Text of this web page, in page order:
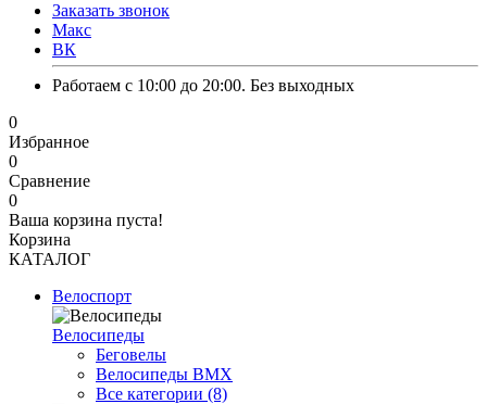
Заказать звонок
Макс
ВК
Работаем с 10:00 до 20:00. Без выходных
0
Избранное
0
Сравнение
0
Ваша корзина пуста!
Корзина
КАТАЛОГ
Велоспорт
Велосипеды
Беговелы
Велосипеды BMX
Все категории (8)